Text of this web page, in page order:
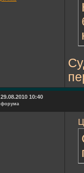
29.08.2010 10:40